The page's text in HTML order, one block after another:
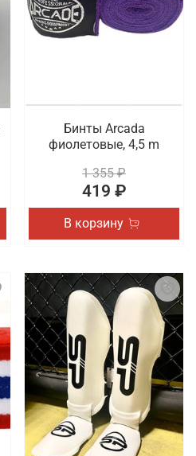
Бинты Arcada
фиолетовые, 4,5 m
1 355 ₽
419 ₽
В корзину